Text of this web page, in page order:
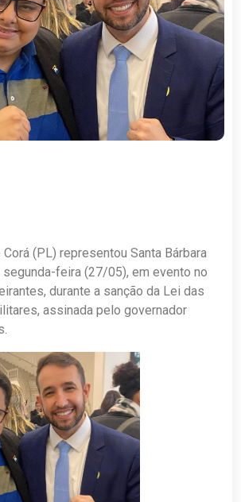
(PL) representou Santa Bárbara
segunda-feira (27/05), em evento no
durante a sanção da Lei das
assinada pelo governador